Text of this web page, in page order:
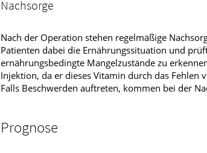
Nachsorge
Nach der Operation stehen regelmäßige
Patienten dabei die Ernährungssituation und
ernährungsbedingte Mangelzustände zu
Injektion, da er dieses Vitamin durch das
Falls Beschwerden auftreten, kommen bei der
Prognose